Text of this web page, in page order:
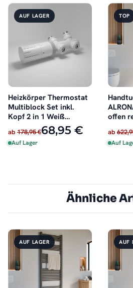
AUF LAGER
Heizkörper Thermostat
Multiblock Set inkl.
Kopf 2 in 1 Weiß
schwenkbar
ab 178,95 €68,95 €
Auf Lager
TOP
offen
ab
Auf
Ähnliche
AUF LAGER AUF